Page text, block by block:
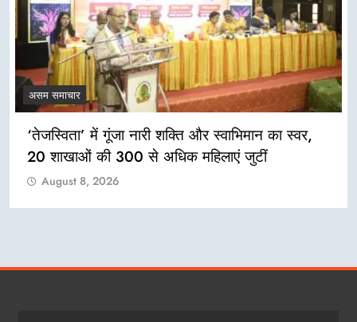
असम समाचार
‘तेजस्विता’ में गूंजा नारी शक्ति और स्वाभिमान का स्वर,
20 शाखाओं की 300 से अधिक महिलाएं जुटीं
August 8, 2026